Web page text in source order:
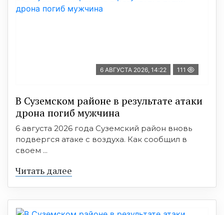
6 АВГУСТА 2026, 14:22 111
В Суземском районе в результате атаки
дрона погиб мужчина
6 августа 2026 года Суземский район вновь
подвергся атаке с воздуха. Как сообщил в
своем ...
Читать далее